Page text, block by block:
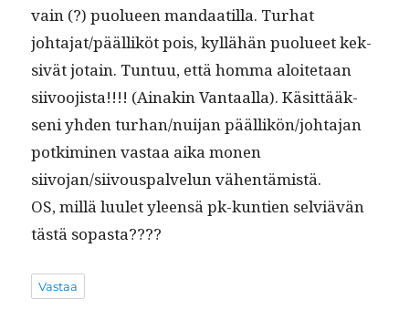
vain (?) puolueen man­daatil­la. Turhat
johtajat/päälliköt pois, kyl­lähän puolueet kek­
sivät jotain. Tun­tuu, että hom­ma aloite­taan
siivoo­jista!!!! (Ainakin Van­taal­la). Käsit­tääk­
seni yhden turhan/nuijan päällikön/johtajan
potkimi­nen vas­taa aika mon­en
siivojan/siivouspalvelun vähentämistä.
OS, mil­lä luulet yleen­sä pk-kun­tien selviävän
tästä sopasta????
Vastaa